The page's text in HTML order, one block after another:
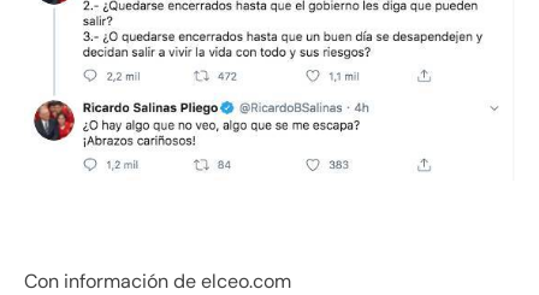
Con información de elceo.com